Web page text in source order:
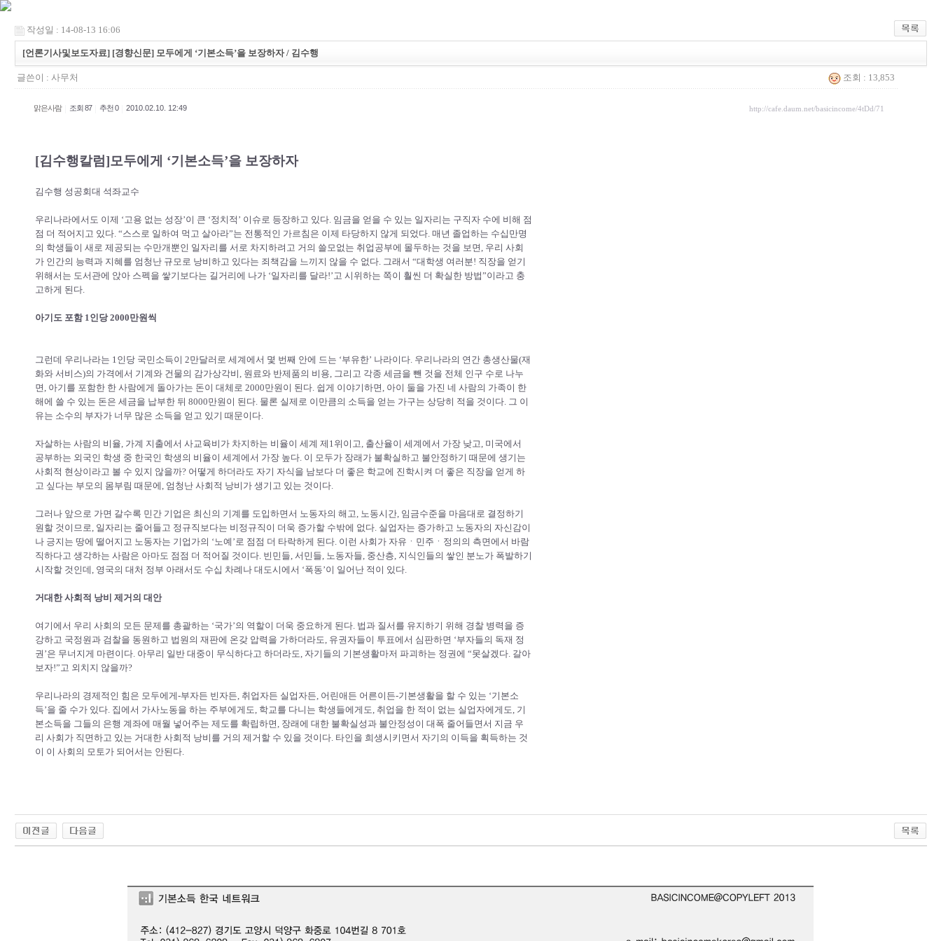
작성일 : 14-08-13 16:06
[언론기사및보도자료] [경향신문] 모두에게 ‘기본소득’을 보장하자 / 김수행
글쓴이 : 사무처 조회 : 13,853
맑은사람 조회 87 추천 0 2010.02.10. 12:49 http://cafe.daum.net/basicincome/4tDd/71
[김수행칼럼]모두에게 ‘기본소득’을 보장하자
김수행 성공회대 석좌교수
우리나라에서도 이제 ‘고용 없는 성장’이 큰 ‘정치적’ 이슈로 등장하고 있다. 임금을 얻을 수 있는 일자리는 구직자 수에 비해 점
점 더 적어지고 있다. “스스로 일하여 먹고 살아라”는 전통적인 가르침은 이제 타당하지 않게 되었다. 매년 졸업하는 수십만명
의 학생들이 새로 제공되는 수만개뿐인 일자리를 서로 차지하려고 거의 쓸모없는 취업공부에 몰두하는 것을 보면, 우리 사회
가 인간의 능력과 지혜를 엄청난 규모로 낭비하고 있다는 죄책감을 느끼지 않을 수 없다. 그래서 “대학생 여러분! 직장을 얻기
위해서는 도서관에 앉아 스펙을 쌓기보다는 길거리에 나가 ‘일자리를 달라!’고 시위하는 쪽이 훨씬 더 확실한 방법”이라고 충
고하게 된다.
아기도 포함 1인당 2000만원씩
그런데 우리나라는 1인당 국민소득이 2만달러로 세계에서 몇 번째 안에 드는 ‘부유한’ 나라이다. 우리나라의 연간 총생산물(재
화와 서비스)의 가격에서 기계와 건물의 감가상각비, 원료와 반제품의 비용, 그리고 각종 세금을 뺀 것을 전체 인구 수로 나누
면, 아기를 포함한 한 사람에게 돌아가는 돈이 대체로 2000만원이 된다. 쉽게 이야기하면, 아이 둘을 가진 네 사람의 가족이 한
해에 쓸 수 있는 돈은 세금을 납부한 뒤 8000만원이 된다. 물론 실제로 이만큼의 소득을 얻는 가구는 상당히 적을 것이다. 그 이
유는 소수의 부자가 너무 많은 소득을 얻고 있기 때문이다.
자살하는 사람의 비율, 가계 지출에서 사교육비가 차지하는 비율이 세계 제1위이고, 출산율이 세계에서 가장 낮고, 미국에서
공부하는 외국인 학생 중 한국인 학생의 비율이 세계에서 가장 높다. 이 모두가 장래가 불확실하고 불안정하기 때문에 생기는
사회적 현상이라고 볼 수 있지 않을까? 어떻게 하더라도 자기 자식을 남보다 더 좋은 학교에 진학시켜 더 좋은 직장을 얻게 하
고 싶다는 부모의 몸부림 때문에, 엄청난 사회적 낭비가 생기고 있는 것이다.
그러나 앞으로 가면 갈수록 민간 기업은 최신의 기계를 도입하면서 노동자의 해고, 노동시간, 임금수준을 마음대로 결정하기
원할 것이므로, 일자리는 줄어들고 정규직보다는 비정규직이 더욱 증가할 수밖에 없다. 실업자는 증가하고 노동자의 자신감이
나 긍지는 땅에 떨어지고 노동자는 기업가의 ‘노예’로 점점 더 타락하게 된다. 이런 사회가 자유ㆍ민주ㆍ정의의 측면에서 바람
직하다고 생각하는 사람은 아마도 점점 더 적어질 것이다. 빈민들, 서민들, 노동자들, 중산층, 지식인들의 쌓인 분노가 폭발하기
시작할 것인데, 영국의 대처 정부 아래서도 수십 차례나 대도시에서 ‘폭동’이 일어난 적이 있다.
거대한 사회적 낭비 제거의 대안
여기에서 우리 사회의 모든 문제를 총괄하는 ‘국가’의 역할이 더욱 중요하게 된다. 법과 질서를 유지하기 위해 경찰 병력을 증
강하고 국정원과 검찰을 동원하고 법원의 재판에 온갖 압력을 가하더라도, 유권자들이 투표에서 심판하면 ‘부자들의 독재 정
권’은 무너지게 마련이다. 아무리 일반 대중이 무식하다고 하더라도, 자기들의 기본생활마저 파괴하는 정권에 “못살겠다. 갈아
보자!”고 외치지 않을까?
우리나라의 경제적인 힘은 모두에게-부자든 빈자든, 취업자든 실업자든, 어린애든 어른이든-기본생활을 할 수 있는 ‘기본소
득’을 줄 수가 있다. 집에서 가사노동을 하는 주부에게도, 학교를 다니는 학생들에게도, 취업을 한 적이 없는 실업자에게도, 기
본소득을 그들의 은행 계좌에 매월 넣어주는 제도를 확립하면, 장래에 대한 불확실성과 불안정성이 대폭 줄어들면서 지금 우
리 사회가 직면하고 있는 거대한 사회적 낭비를 거의 제거할 수 있을 것이다. 타인을 희생시키면서 자기의 이득을 획득하는 것
이 이 사회의 모토가 되어서는 안된다.